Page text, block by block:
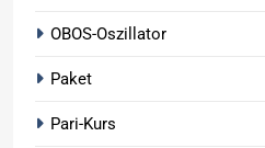
OBOS-Oszillator
Paket
Pari-Kurs